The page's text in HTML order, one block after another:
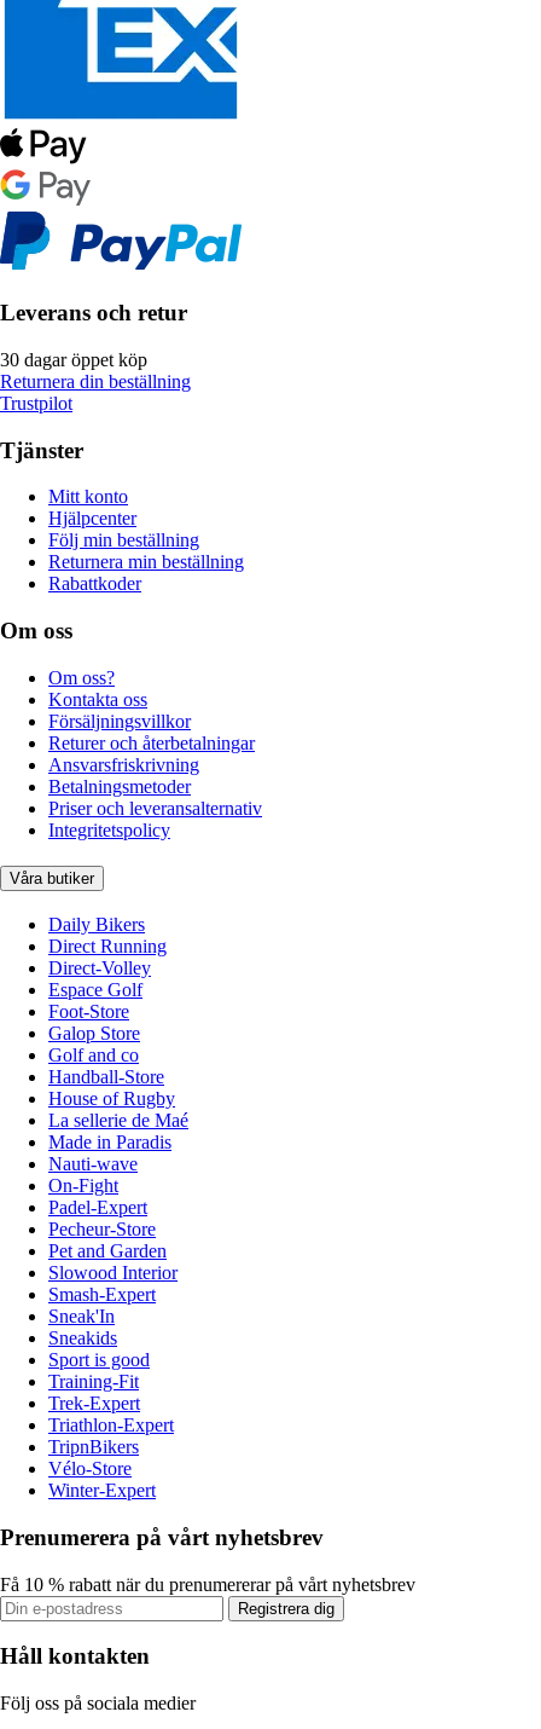
Leverans och retur
30 dagar öppet köp
Returnera din beställning
Trustpilot
Tjänster
Mitt konto
Hjälpcenter
Följ min beställning
Returnera min beställning
Rabattkoder
Om oss
Om oss?
Kontakta oss
Försäljningsvillkor
Returer och återbetalningar
Ansvarsfriskrivning
Betalningsmetoder
Priser och leveransalternativ
Integritetspolicy
Våra butiker
Daily Bikers
Direct Running
Direct-Volley
Espace Golf
Foot-Store
Galop Store
Golf and co
Handball-Store
House of Rugby
La sellerie de Maé
Made in Paradis
Nauti-wave
On-Fight
Padel-Expert
Pecheur-Store
Pet and Garden
Slowood Interior
Smash-Expert
Sneak'In
Sneakids
Sport is good
Training-Fit
Trek-Expert
Triathlon-Expert
TripnBikers
Vélo-Store
Winter-Expert
Prenumerera på vårt nyhetsbrev
Få 10 % rabatt när du prenumererar på vårt nyhetsbrev
Registrera dig
Håll kontakten
Följ oss på sociala medier